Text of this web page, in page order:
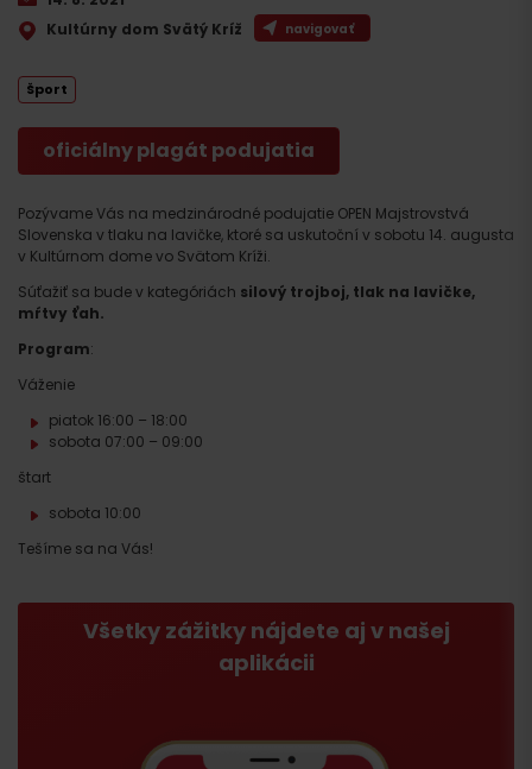
Pozývame Vás na medzinárodné podujatie OPEN Majstrovstvá
Slovenska v tlaku na lavičke, ktoré sa uskutoční v sobotu 14. augusta
v Kultúrnom dome vo Svätom Kríži.
Súťažiť sa bude v kategóriách silový trojboj, tlak na lavičke,
mŕtvy ťah.
Program:
Váženie
piatok 16:00 – 18:00
sobota 07:00 – 09:00
štart
sobota 10:00
Tešíme sa na Vás!
Všetky zážitky nájdete aj v našej
aplikácii
Kultúrny dom Svätý Kríž
navigovať
Šport
oficiálny plagát podujatia